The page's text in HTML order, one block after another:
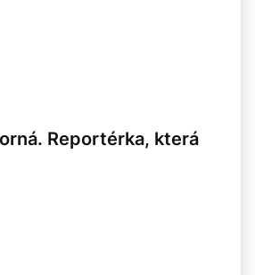
Reportérka, která